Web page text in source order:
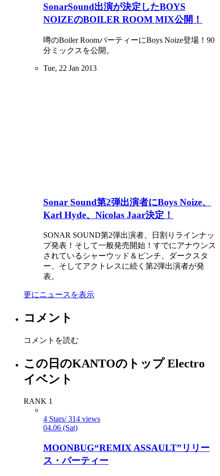
SonarSound出演が決定したBOYS
NOIZEのBOILER ROOM MIX公開！
噂のBoiler RoomパーティーにBoys Noize登場！90
分ミックスを公開。
Tue, 22 Jan 2013
Sonar Sound第2弾出演者にBoys Noize、
Karl Hyde、Nicolas Jaar決定！
SONAR SOUND第2弾出演者、日割りラインナッ
プ発表！そして一般発売開始！すでにアナウンス
されているシャーウッド＆ピンチ、ダークスタ
ー、そしてアクトレスに続く第2弾出演者が発
表。
更にニュースを表示
コメント
コメントを読む
この日のKANTOのトップ Electro
イベント
RANK 1
4 Stars/ 314 views
04.06 (Sat)
MOONBUG“REMIX ASSAULT”リリー
ス・パーティー